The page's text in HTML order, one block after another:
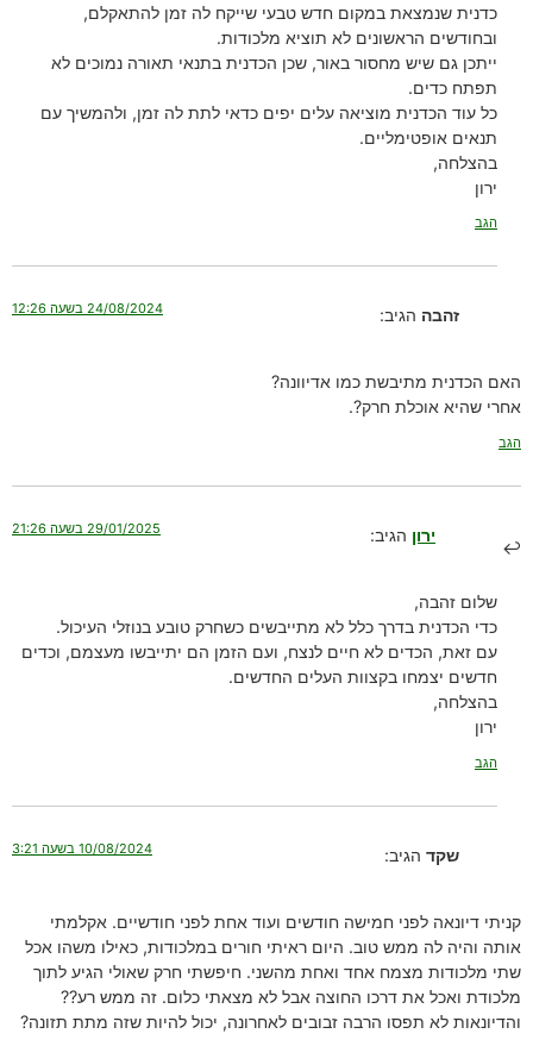
כדנית שנמצאת במקום חדש טבעי שייקח לה זמן להתאקלם,
ובחודשים הראשונים לא תוציא מלכודות.
ייתכן גם שיש מחסור באור, שכן הכדנית בתנאי תאורה נמוכים לא
תפתח כדים.
כל עוד הכדנית מוציאה עלים יפים כדאי לתת לה זמן, ולהמשיך עם
תנאים אופטימליים.
בהצלחה,
ירון
הגב
זהבה הגיב: 24/08/2024 בשעה 12:26
האם הכדנית מתיבשת כמו אדיוונה?
אחרי שהיא אוכלת חרק?.
הגב
ירון הגיב: 29/01/2025 בשעה 21:26
שלום זהבה,
כדי הכדנית בדרך כלל לא מתייבשים כשחרק טובע בנוזלי העיכול.
עם זאת, הכדים לא חיים לנצח, ועם הזמן הם יתייבשו מעצמם, וכדים
חדשים יצמחו בקצוות העלים החדשים.
בהצלחה,
ירון
הגב
שקד הגיב: 10/08/2024 בשעה 3:21
קניתי דיונאה לפני חמישה חודשים ועוד אחת לפני חודשיים. אקלמתי
אותה והיה לה ממש טוב. היום ראיתי חורים במלכודות, כאילו משהו אכל
שתי מלכודות מצמח אחד ואחת מהשני. חיפשתי חרק שאולי הגיע לתוך
מלכודת ואכל את דרכו החוצה אבל לא מצאתי כלום. זה ממש רע??
והדיונאות לא תפסו הרבה זבובים לאחרונה, יכול להיות שזה מתת תזונה?